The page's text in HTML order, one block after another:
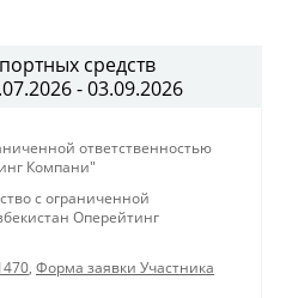
средств
- 03.09.2026
ответственностью
Компани"
с ограниченной
Оперейтинг
, Форма заявки Участника